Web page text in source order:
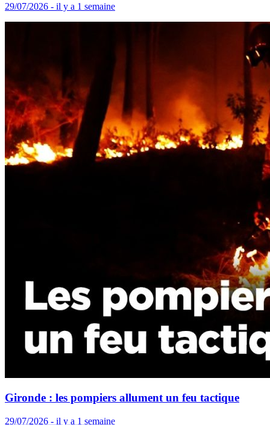
29/07/2026 - il y a 1 semaine
Gironde : les pompiers allument un feu tactique
29/07/2026 - il y a 1 semaine